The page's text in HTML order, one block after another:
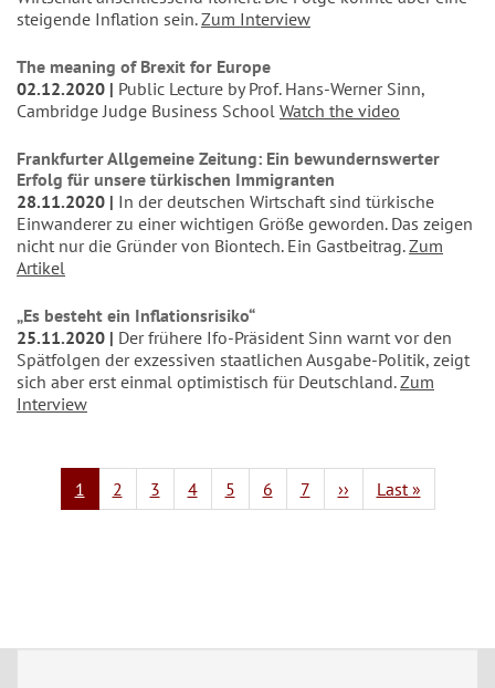
steigende Inflation sein. Zum Interview
The meaning of Brexit for Europe
02.12.2020
Public Lecture by Prof. Hans-Werner Sinn,
Cambridge Judge Business School Watch the video
Frankfurter Allgemeine Zeitung: Ein bewundernswerter
Erfolg für unsere türkischen Immigranten
28.11.2020
In der deutschen Wirtschaft sind türkische
Einwanderer zu einer wichtigen Größe geworden. Das zeigen
nicht nur die Gründer von Biontech. Ein Gastbeitrag. Zum
Artikel
„Es besteht ein Inflationsrisiko“
25.11.2020
Der frühere Ifo-Präsident Sinn warnt vor den
Spätfolgen der exzessiven staatlichen Ausgabe-Politik, zeigt
sich aber erst einmal optimistisch für Deutschland. Zum
Interview
Seitennummerierung
Aktuelle
Seite
1 Page
2 Page
3 Page
4 Page
5 Page
6 Page
7
Nächste
Seite
››
Letzte
Seite
Last »